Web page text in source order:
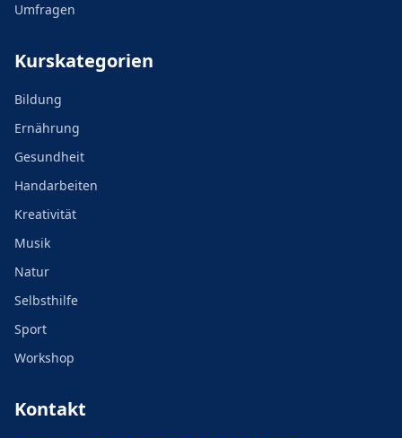
Umfragen
Kurskategorien
Bildung
Ernährung
Gesundheit
Handarbeiten
Kreativität
Musik
Natur
Selbsthilfe
Sport
Workshop
Kontakt